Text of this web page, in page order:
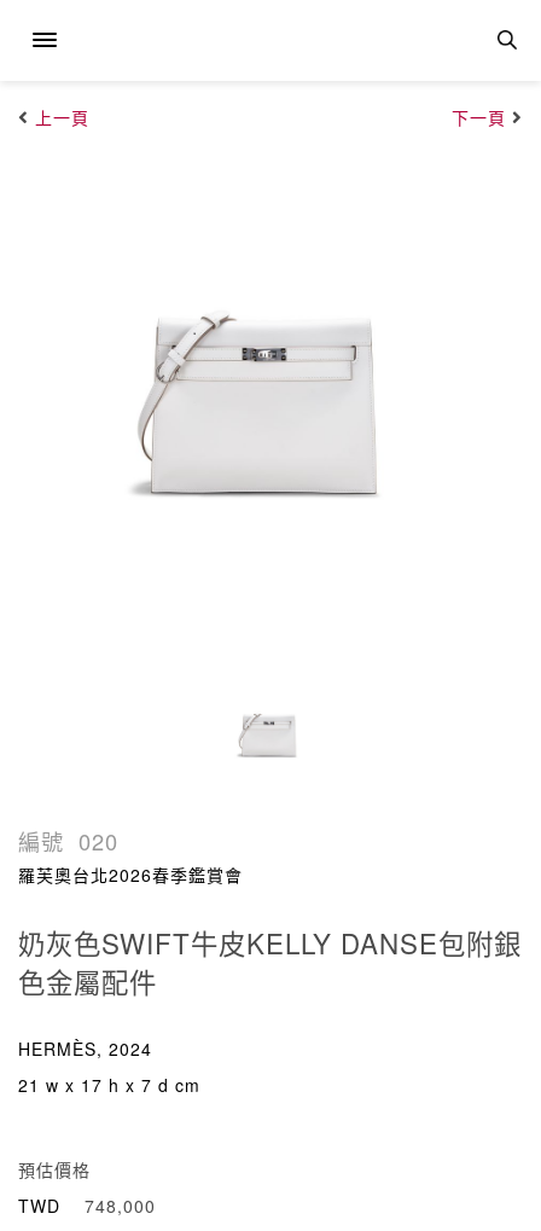
上一頁 下一頁
編號 020
羅芙奧台北2026春季鑑賞會
奶灰色SWIFT牛皮KELLY DANSE包附銀
色金屬配件
HERMÈS, 2024
21 w x 17 h x 7 d cm
預估價格
TWD
748,000